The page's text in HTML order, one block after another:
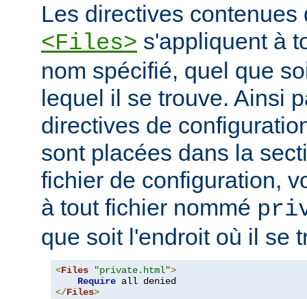
Les directives contenues
<Files> s'appliquent à
nom spécifié, quel que
lequel il se trouve. Ainsi
directives de
sont placées dans la
fichier de configuration,
à tout fichier nommé
que soit l'endroit où il se
<Files "private.html">
Require
</Files>